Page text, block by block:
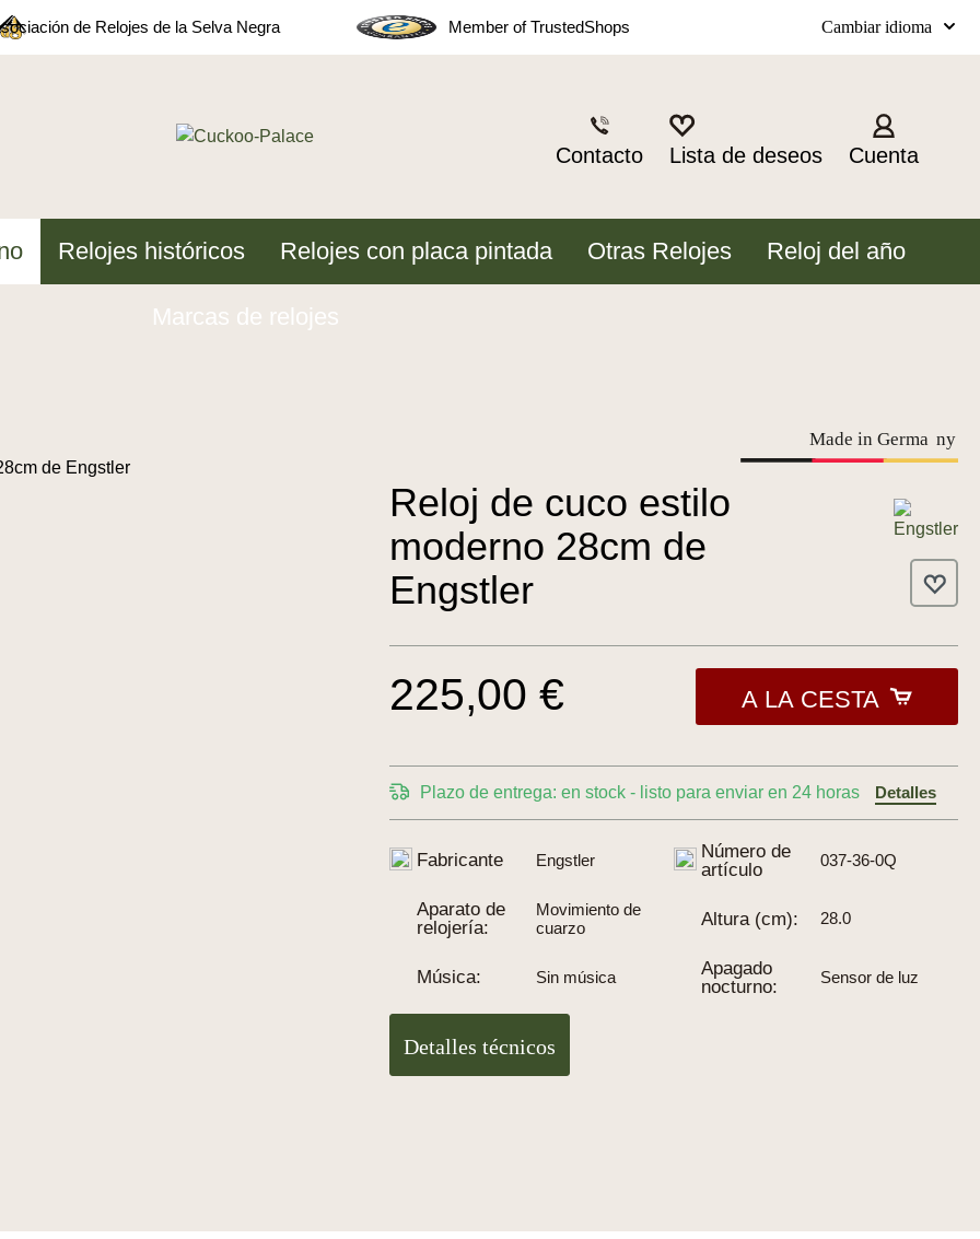
Cambiar idioma
de Relojes de la Selva Negra Member of TrustedShops
Contacto Lista de deseos Cuenta
Relojes históricos Relojes con placa pintada Otras Relojes Reloj del año
Marcas de relojes
Made in Germa ny
Reloj de cuco estilo
moderno 28cm de
Engstler
225,00 € A LA CESTA
Plazo de entrega: en stock - listo para enviar en 24 horas Detalles
Fabricante Engstler
Número de
artículo
037-36-0Q
Aparato de
relojería:
Movimiento de
cuarzo
Altura (cm): 28.0
Música: Sin música
Apagado
nocturno:
Sensor de luz
Detalles técnicos